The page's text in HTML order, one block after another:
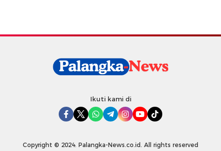
Ikuti kami di
Copyright © 2024. Palangka-News.co.id. All rights reserved